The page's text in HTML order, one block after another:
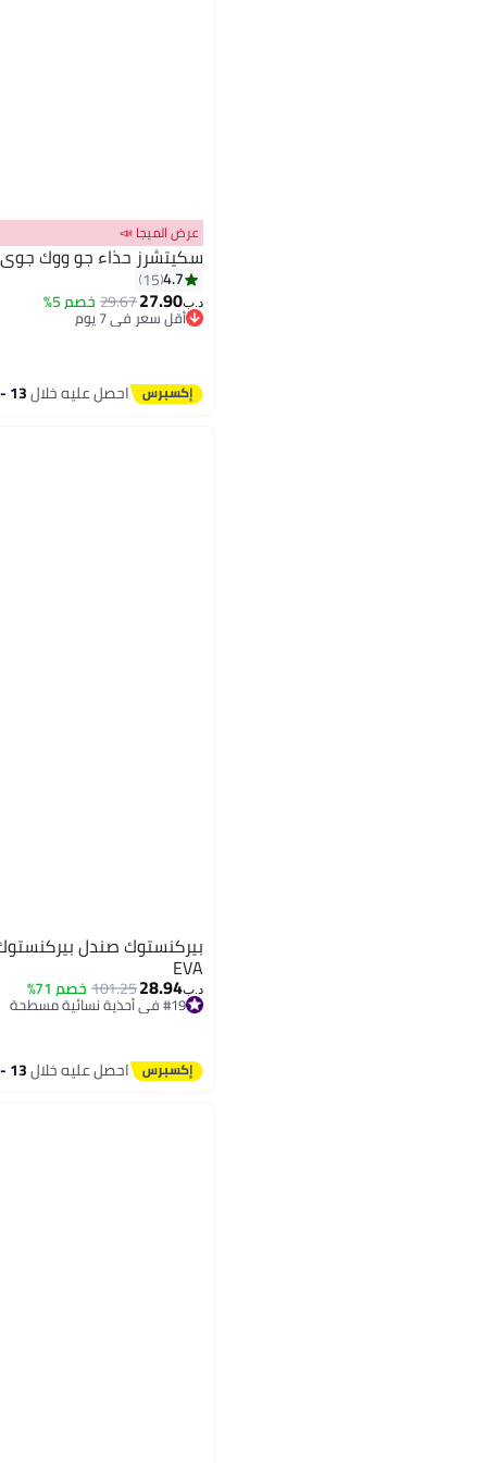
عرض الميجا 📣
سكيتشرز حذاء جو ووك جوي
4.7
15
د.ب‏27.90
29.67خصم 5%
أقل سعر في 7 يوم
أقل سعر في 7 يوم
احصل عليه خلال13 - 14 اغسطس
بيركنستوك صندل
EVA
د.ب‏28.94
101.25خصم 71%
#19 في أحذية نسائية مسطحة
احصل عليه خلال13 - 14 اغسطس